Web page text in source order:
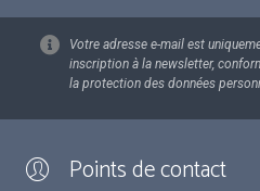
Votre adresse e-mail est
inscription à la newsletter,
la protection des données
Points de contact